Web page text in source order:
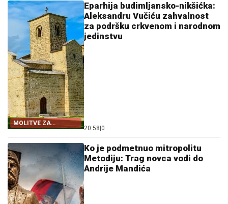
MOLITVE ZA
ZDRAVLJE I USPJEH
Eparhija budimljansko-nikšićka:
Aleksandru Vučiću zahvalnost
za podršku crkvenom i narodnom
jedinstvu
20:58 0
Ko je podmetnuo mitropolitu
Metodiju: Trag novca vodi do
Andrije Mandića